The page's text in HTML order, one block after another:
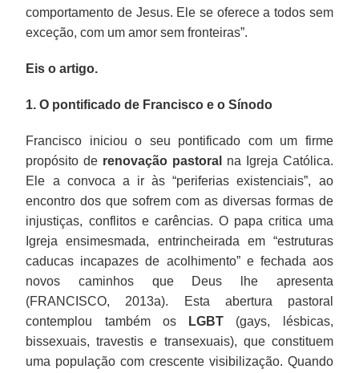
comportamento de Jesus. Ele se oferece a todos sem
exceção, com um amor sem fronteiras”.
Eis o artigo.
1. O pontificado de Francisco e o Sínodo
Francisco iniciou o seu pontificado com um firme
propósito de renovação pastoral
na Igreja Católica.
Ele a convoca a ir às “periferias existenciais”, ao
encontro dos que sofrem com as diversas formas de
injustiças, conflitos e carências. O papa critica uma
Igreja ensimesmada, entrincheirada em “estruturas
caducas incapazes de acolhimento” e fechada aos
novos caminhos que Deus lhe apresenta
(FRANCISCO, 2013a). Esta abertura pastoral
contemplou também os
LGBT (gays, lésbicas,
bissexuais, travestis e transexuais), que constituem
uma população com crescente visibilização. Quando